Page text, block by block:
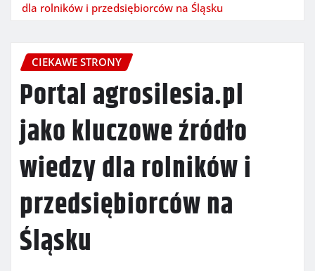
dla rolników i przedsiębiorców na Śląsku
CIEKAWE STRONY
Portal agrosilesia.pl
jako kluczowe źródło
wiedzy dla rolników i
przedsiębiorców na
Śląsku